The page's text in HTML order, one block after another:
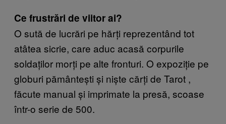
Ce frustrări de viitor ai?
O sută de lucrări pe hărți reprezentând tot
atâtea sicrie, care aduc acasă corpurile
soldaților morți pe alte fronturi. O expoziție pe
globuri pământești și niște cărți de Tarot ,
făcute manual și imprimate la presă, scoase
într-o serie de 500.